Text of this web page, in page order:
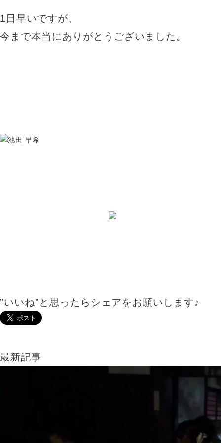
1日早いですが、
今まで本当にありがとうございました。
”いいね”と思ったらシェアをお願いします♪
最新記事